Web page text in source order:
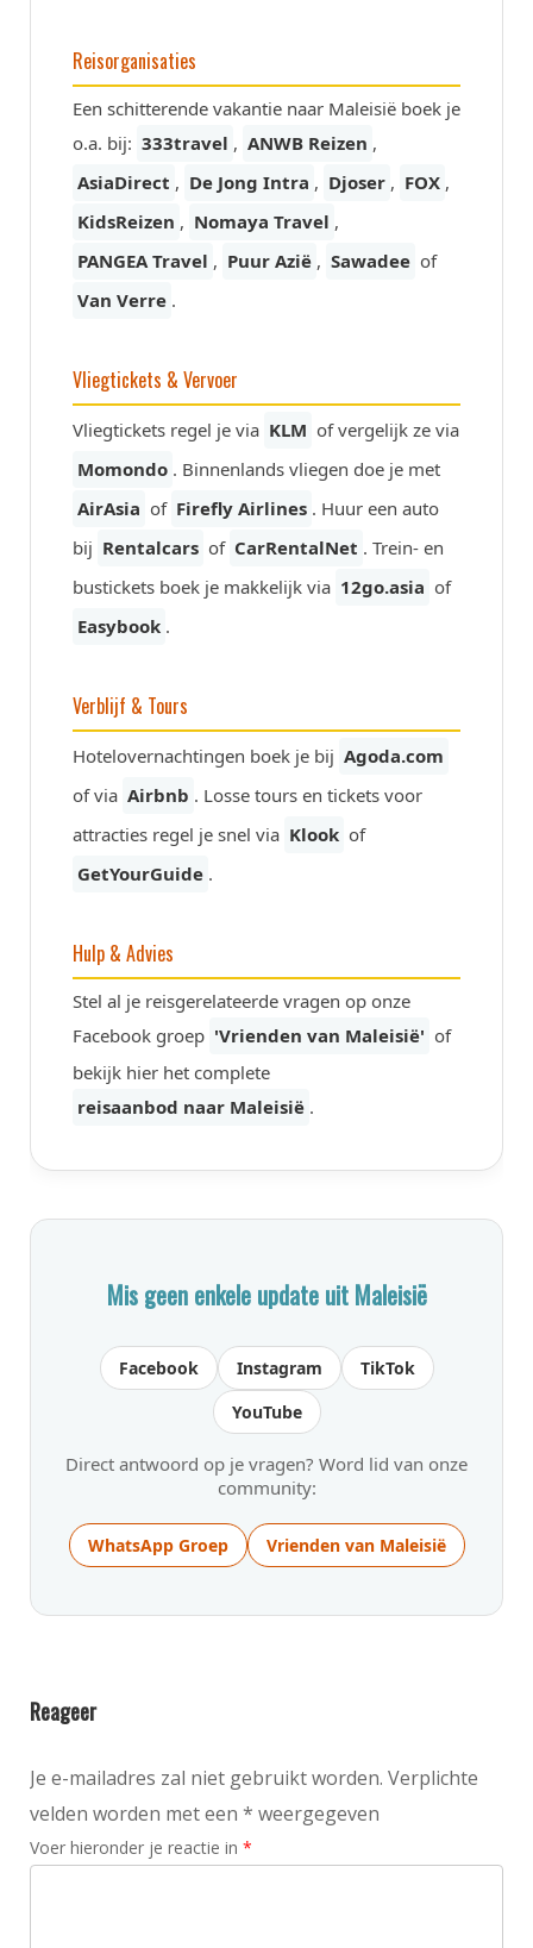
Reisorganisaties
Een schitterende vakantie naar Maleisië boek je
o.a. bij: 333travel , ANWB Reizen ,
AsiaDirect , De Jong Intra , Djoser , FOX ,
KidsReizen , Nomaya Travel ,
PANGEA Travel , Puur Azië , Sawadee of
Van Verre .
Vliegtickets & Vervoer
Vliegtickets regel je via KLM of vergelijk ze via
Momondo . Binnenlands vliegen doe je met
AirAsia of Firefly Airlines . Huur een auto
bij Rentalcars of CarRentalNet . Trein- en
bustickets boek je makkelijk via 12go.asia of
Easybook .
Verblijf & Tours
Hotelovernachtingen boek je bij Agoda.com
of via Airbnb . Losse tours en tickets voor
attracties regel je snel via Klook of
GetYourGuide .
Hulp & Advies
Stel al je reisgerelateerde vragen op onze
Facebook groep 'Vrienden van Maleisië' of
bekijk hier het complete
reisaanbod naar Maleisië .
Mis geen enkele update uit Maleisië
Facebook Instagram
TikTok
YouTube
Direct antwoord op je vragen? Word lid van onze
community:
WhatsApp Groep Vrienden van Maleisië
Reageer
Je e-mailadres zal niet gebruikt worden. Verplichte
velden worden met een * weergegeven
Voer hieronder je reactie in *